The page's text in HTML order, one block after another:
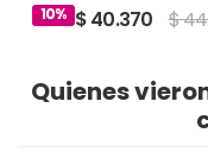
10% $ 40.370 $
Quienes